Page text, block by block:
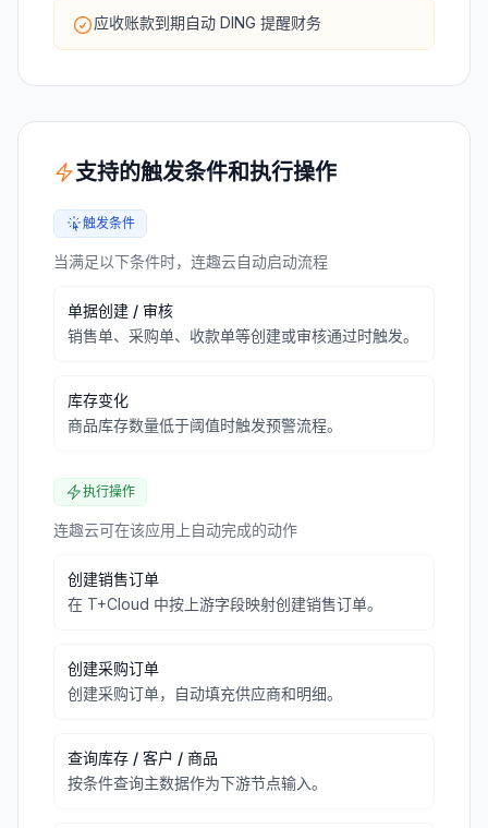
应收账款到期自动 DING 提醒财务
支持的触发条件和执行操作
触发条件
当满足以下条件时，连趣云自动启动流程
单据创建 / 审核
销售单、采购单、收款单等创建或审核通过时触发。
库存变化
商品库存数量低于阈值时触发预警流程。
执行操作
连趣云可在该应用上自动完成的动作
创建销售订单
在 T+Cloud 中按上游字段映射创建销售订单。
创建采购订单
创建采购订单，自动填充供应商和明细。
查询库存 / 客户 / 商品
按条件查询主数据作为下游节点输入。